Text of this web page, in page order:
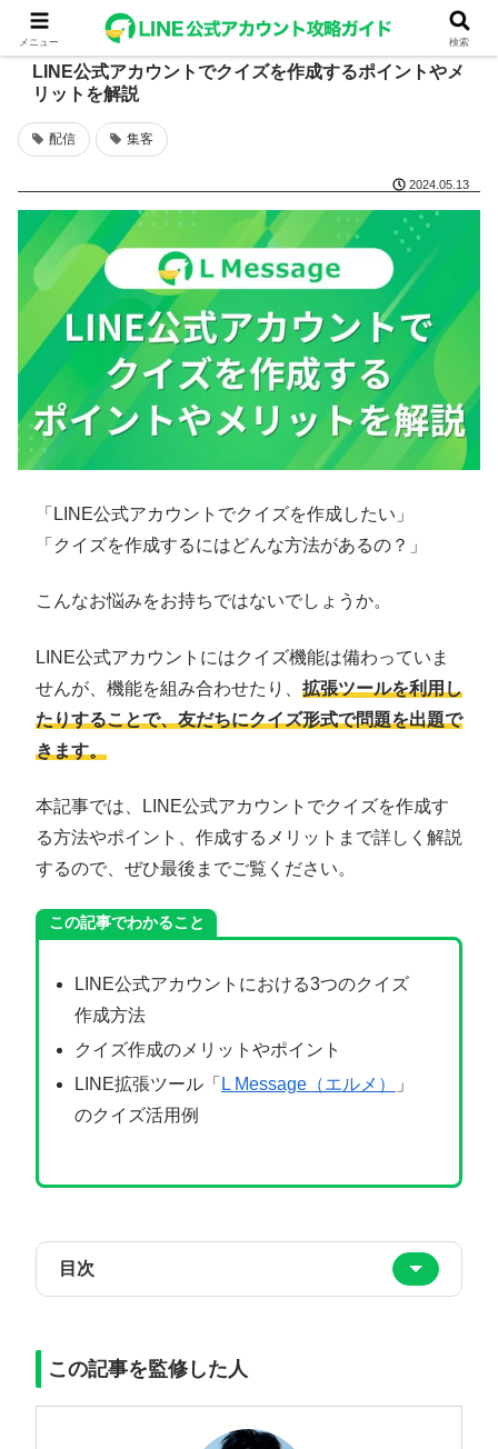
LINE公式アカウントでクイズを作成するポイントやメ
リットを解説
配信 集客
2024.05.13
「LINE公式アカウントでクイズを作成したい」
「クイズを作成するにはどんな方法があるの？」
こんなお悩みをお持ちではないでしょうか。
LINE公式アカウントにはクイズ機能は備わっていま
せんが、機能を組み合わせたり、 拡張ツールを利用し
たりすることで、友だちにクイズ形式で問題を出題で
きます。
本記事では、LINE公式アカウントでクイズを作成す
る方法やポイント、作成するメリットまで詳しく解説
するので、ぜひ最後までご覧ください。
この記事でわかること
LINE公式アカウントにおける3つのクイズ
作成方法
クイズ作成のメリットやポイント
LINE拡張ツール「 L Message（エルメ）
」
のクイズ活用例
目次
この記事を監修した人
メニュー 検索